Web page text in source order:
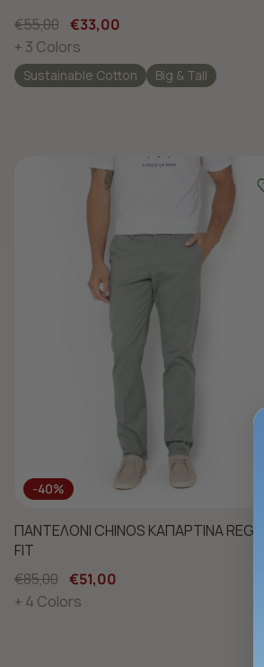
€55,00 €33,00
+ 3 Colors
Sustainable Cotton Big & Tall
-40%
ΠΑΝΤΕΛΟΝΙ CHINOS ΚΑΠΑΡΤΙΝΑ
FIT
€85,00 €51,00
+ 4 Colors